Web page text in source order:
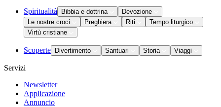
Spiritualità Bibbia e dottrina
Devozione
Le nostre croci
Preghiera Riti
Tempo liturgico
Virtù cristiane
Scoperte Divertimento Santuari Storia Viaggi
Servizi
Newsletter
Applicazione
Annuncio